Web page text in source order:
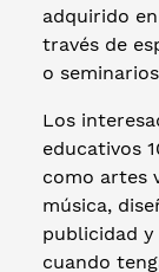
adquirido
través de
o
Los
educativos
como artes
música,
publicidad
cuando